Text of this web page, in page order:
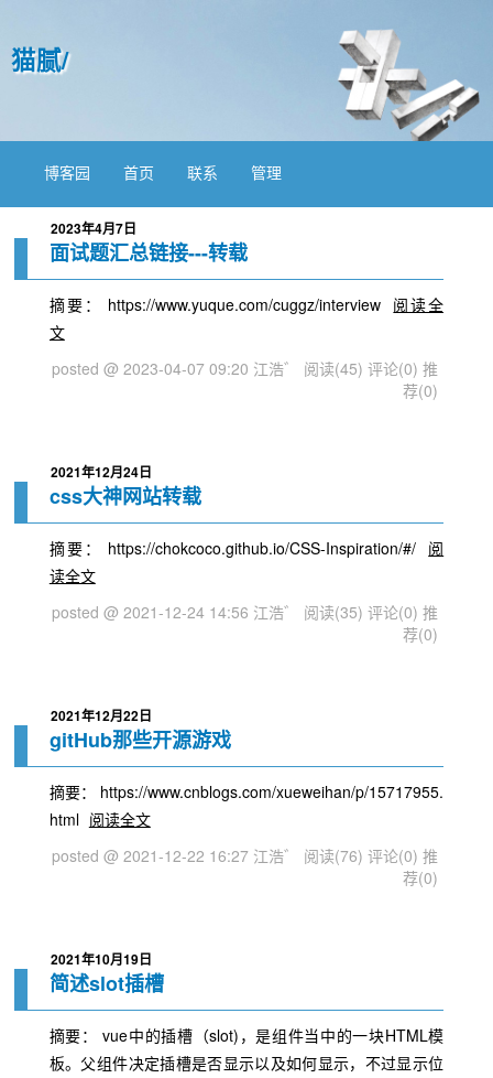
猫腻/
博客园 首页 联系 管理
2023年4月7日
面试题汇总链接---转载
摘要： https://www.yuque.com/cuggz/interview 阅读全
文
posted @ 2023-04-07 09:20 江浩゛ 阅读(45) 评论(0) 推
荐(0)
2021年12月24日
css大神网站转载
摘要： https://chokcoco.github.io/CSS-Inspiration/#/ 阅
读全文
posted @ 2021-12-24 14:56 江浩゛ 阅读(35) 评论(0) 推
荐(0)
2021年12月22日
gitHub那些开源游戏
摘要： https://www.cnblogs.com/xueweihan/p/15717955.
html 阅读全文
posted @ 2021-12-22 16:27 江浩゛ 阅读(76) 评论(0) 推
荐(0)
2021年10月19日
简述slot插槽
摘要： vue中的插槽（slot)，是组件当中的一块HTML模
板。父组件决定插槽是否显示以及如何显示，不过显示位